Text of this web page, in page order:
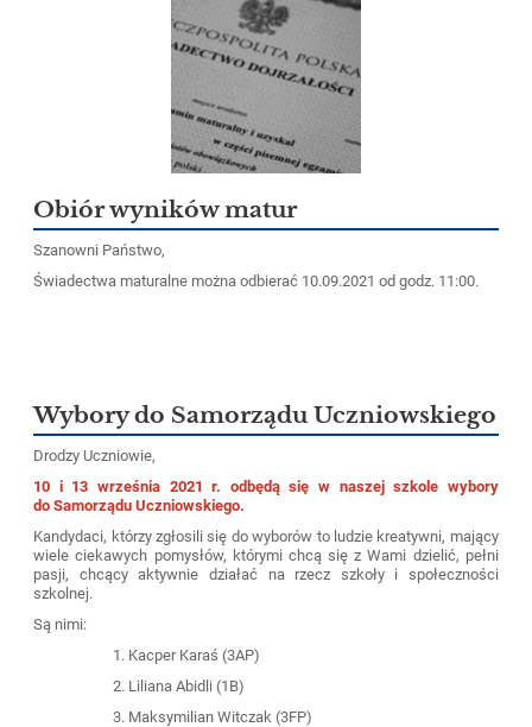
Obiór wyników matur
Szanowni Państwo,
Świadectwa maturalne można odbierać 10.09.2021 od godz. 11:00.
Wybory do Samorządu Uczniowskiego
Drodzy Uczniowie,
10 i 13 września 2021 r. odbędą się w naszej szkole wybory
do Samorządu Uczniowskiego.
Kandydaci, którzy zgłosili się do wyborów to ludzie kreatywni, mający
wiele ciekawych pomysłów, którymi chcą się z Wami dzielić, pełni
pasji, chcący aktywnie działać na rzecz szkoły i społeczności
szkolnej.
Są nimi:
Kacper Karaś (3AP)
Liliana Abidli (1B)
Maksymilian Witczak (3FP)